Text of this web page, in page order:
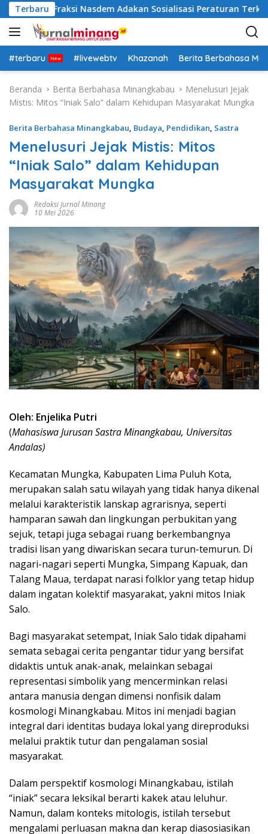
a
g
u
TerbaruFraksi Nasdem Adakan Sosialisasi Peraturan Terkait
#terbaru #livewebtv Khazanah Berita Berbahasa
Beranda Berita Berbahasa Minangkabau
Menelusuri Jejak
Mistis: Mitos “Iniak Salo” dalam Kehidupan Masyarakat Mungka
Berita Berbahasa Minangkabau, Budaya, Pendidikan, Sastra
Menelusuri Jejak Mistis: Mitos
“Iniak Salo” dalam Kehidupan
Masyarakat Mungka
Redaksi Jurnal Minang
10 Mei 2026
Oleh: Enjelika Putri
(Mahasiswa Jurusan Sastra Minangkabau, Universitas
Andalas)
Kecamatan Mungka, Kabupaten Lima Puluh Kota,
merupakan salah satu wilayah yang tidak hanya dikenal
melalui karakteristik lanskap agrarisnya, seperti
hamparan sawah dan lingkungan perbukitan yang
sejuk, tetapi juga sebagai ruang berkembangnya
tradisi lisan yang diwariskan secara turun-temurun. Di
nagari-nagari seperti Mungka, Simpang Kapuak, dan
Talang Maua, terdapat narasi folklor yang tetap hidup
dalam ingatan kolektif masyarakat, yakni mitos Iniak
Salo.
Bagi masyarakat setempat, Iniak Salo tidak dipahami
semata sebagai cerita pengantar tidur yang bersifat
didaktis untuk anak-anak, melainkan sebagai
representasi simbolik yang mencerminkan relasi
antara manusia dengan dimensi nonfisik dalam
kosmologi Minangkabau. Mitos ini menjadi bagian
integral dari identitas budaya lokal yang direproduksi
melalui praktik tutur dan pengalaman sosial
masyarakat.
Dalam perspektif kosmologi Minangkabau, istilah
“iniak” secara leksikal berarti kakek atau leluhur.
Namun, dalam konteks mitologis, istilah tersebut
mengalami perluasan makna dan kerap diasosiasikan